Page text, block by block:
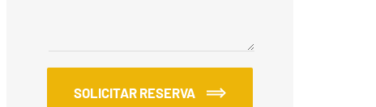
SOLICITAR RESERVA